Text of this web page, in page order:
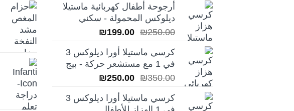
أرجوحة أطفال كهربائية ماستيلا
ديلوكس المحمولة - سكني
₪250.00
السعر
هو:
₪250.00.
₪199.00
السعر
هو:
₪199.00.
كرسي ماستيلا أورا ديلوكس 3
في 1 مع مستشعر حركة - بيج
₪350.00
السعر
هو:
₪250.00
السعر
هو:
كرسي ماستيلا أورا ديلوكس 3